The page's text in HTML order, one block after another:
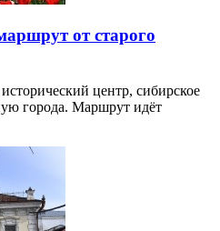
от старого
центр, сибирское
города. Маршрут идёт